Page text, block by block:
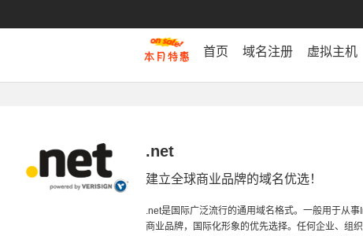
首页 域名注册 虚拟主机
.net
建立全球商业品牌的域名优选！
.net是国际广泛流行的通用域名格式。一般用于从
商业品牌，国际化形象的优先选择。任何企业、组